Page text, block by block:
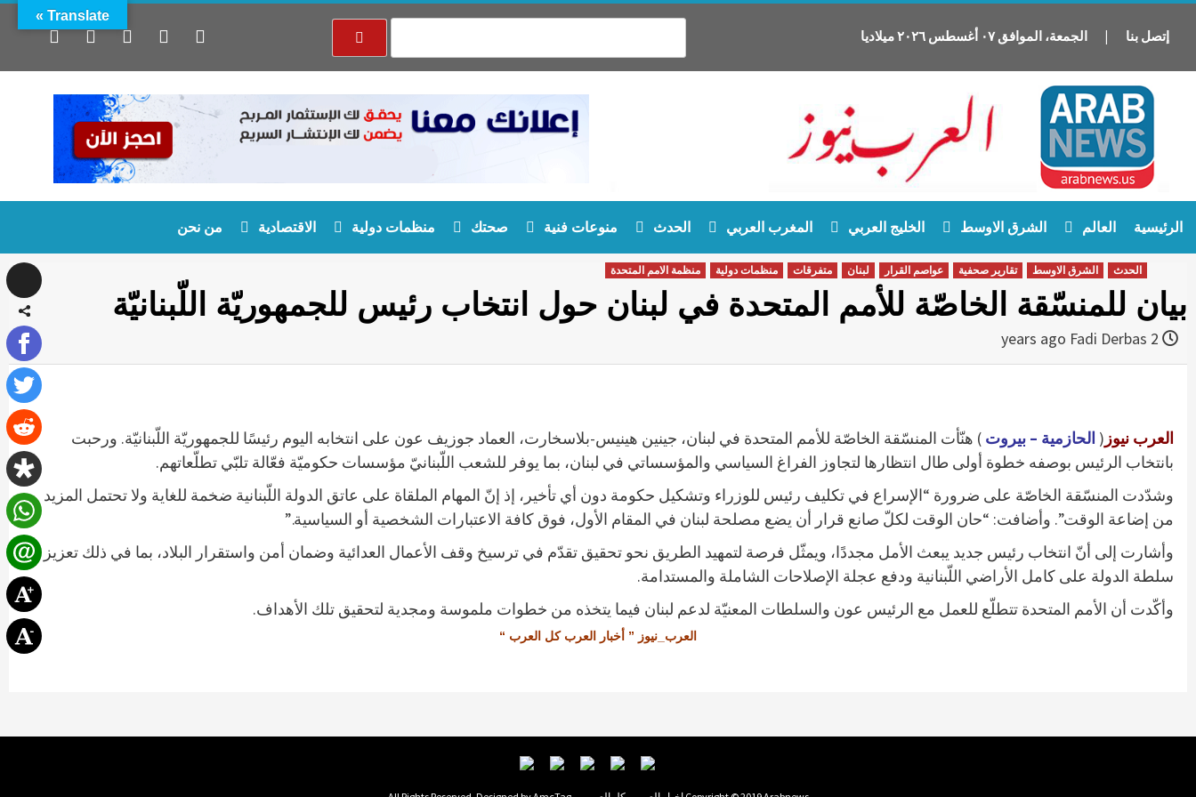
إتصل بنا | الجمعة، الموافق٠٧ أغسطس ٢٠٢٦ميلاديا
content
الرئيسية العالم الشرق الاوسط الخليج العربي المغرب العربي الحدث منوعات فنية صحتك منظمات دولية الاقتصادية من نحن
الحدث الشرق الاوسط تقارير صحفية عواصم القرار لبنان متفرقات منظمات دولية منظمة الامم المتحدة
بيان للمنسّقة الخاصّة للأمم المتحدة في لبنان حول انتخاب رئيس للجمهوريّة اللّبنانيّة
Fadi Derbas
العرب نيوز ( الحازمية – بيروت ) هنّأت المنسّقة الخاصّة للأمم المتحدة في لبنان، جينين هينيس-بلاسخارت، العماد جوزيف عون على انتخابه اليوم رئيسًا للجمهوريّة اللّبنانيّة. ورحبت
بانتخاب الرئيس بوصفه خطوة أولى طال انتظارها لتجاوز الفراغ السياسي والمؤسساتي في لبنان، بما يوفر للشعب اللّبنانيّ مؤسسات حكوميّة فعّالة تلبّي تطلّعاتهم.
وشدّدت المنسّقة الخاصّة على ضرورة “الإسراع في تكليف رئيس للوزراء وتشكيل حكومة دون أي تأخير، إذ إنّ المهام الملقاة على عاتق الدولة اللّبنانية ضخمة للغاية ولا تحتمل المزيد
من إضاعة الوقت”. وأضافت: “حان الوقت لكلّ صانع قرار أن يضع مصلحة لبنان في المقام الأول، فوق كافة الاعتبارات الشخصية أو السياسية.”
وأشارت إلى أنّ انتخاب رئيس جديد يبعث الأمل مجددًا، ويمثّل فرصة لتمهيد الطريق نحو تحقيق تقدّم في ترسيخ وقف الأعمال العدائية وضمان أمن واستقرار البلاد، بما في ذلك تعزيز
سلطة الدولة على كامل الأراضي اللّبنانية ودفع عجلة الإصلاحات الشاملة والمستدامة.
وأكّدت أن الأمم المتحدة تتطلّع للعمل مع الرئيس عون والسلطات المعنيّة لدعم لبنان فيما يتخذه من خطوات ملموسة ومجدية لتحقيق تلك الأهداف.
العرب_نيوز ” أخبار العرب كل العرب “
Translate »